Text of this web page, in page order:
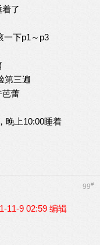
了
一下p1～p3
第三遍
芭蕾
晚上10:00睡着
99#
11-9 02:59 编辑